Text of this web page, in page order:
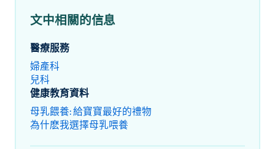
文中相關的信息
醫療服務
婦產科
兒科
健康教育資料
母乳餵養: 給寶寶最好的禮物
為什麽我選擇母乳喂養